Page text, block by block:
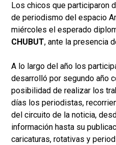
Los chicos que participaron
de periodismo del espacio
miércoles el esperado
CHUBUT, ante la presencia
A lo largo del año los
desarrolló por segundo año
posibilidad de realizar los
días los periodistas,
del circuito de la noticia,
información hasta su
caricaturas, rotativas y